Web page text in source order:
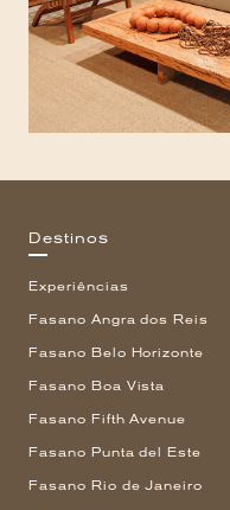
Destinos
Experiências
Fasano Angra dos Reis
Fasano Belo Horizonte
Fasano Boa Vista
Fasano Fifth Avenue
Fasano Punta del Este
Fasano Rio de Janeiro